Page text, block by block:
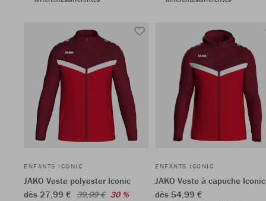
ENFANTS ICONIC
JAKO Veste polyester Iconic
dès 27,99 € 39,99 € 30 %
ENFANTS ICONIC
JAKO Veste à capuche Iconic
dès 54,99 €